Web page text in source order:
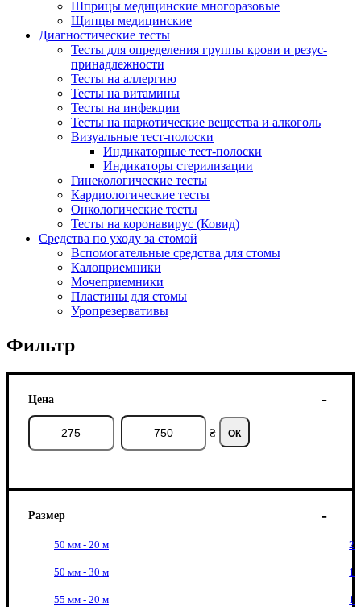
Шприцы медицинские многоразовые
Щипцы медицинские
Диагностические тесты
Тесты для определения группы крови и резус-
принадлежности
Тесты на аллергию
Тесты на витамины
Тесты на инфекции
Тесты на наркотические вещества и алкоголь
Визуальные тест-полоски
Индикаторные тест-полоски
Индикаторы стерилизации
Гинекологические тесты
Кардиологические тесты
Онкологические тесты
Тесты на коронавирус (Ковид)
Средства по уходу за стомой
Вспомогательные средства для стомы
Калоприемники
Мочеприемники
Пластины для стомы
Уропрезервативы
Фильтр
Цена
₴ ОК
Размер
50 мм - 20 м 2
50 мм - 30 м 1
55 мм - 20 м 1